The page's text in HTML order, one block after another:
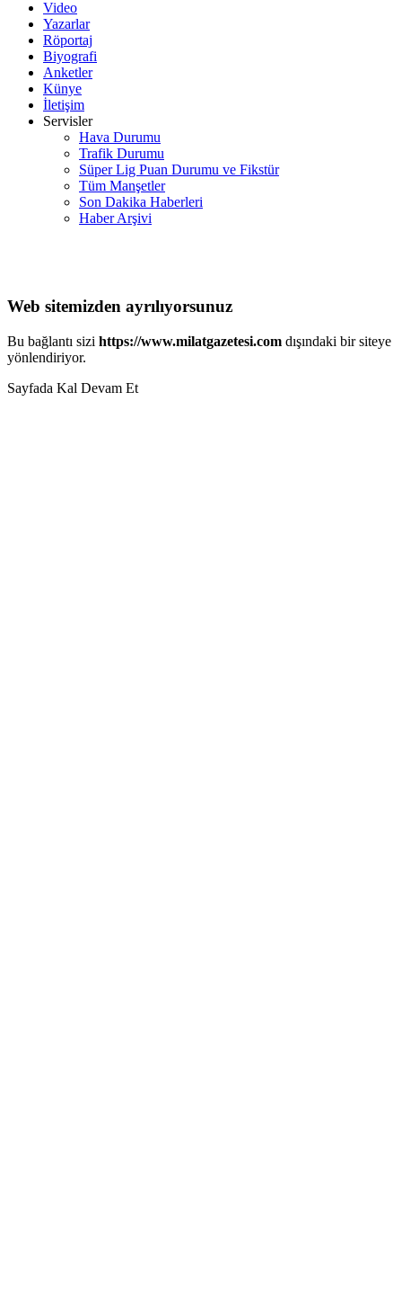
Video
Yazarlar
Röportaj
Biyografi
Anketler
Künye
İletişim
Servisler
Hava Durumu
Trafik Durumu
Süper Lig Puan Durumu ve Fikstür
Tüm Manşetler
Son Dakika Haberleri
Haber Arşivi
Web sitemizden ayrılıyorsunuz
Bu bağlantı sizi https://www.milatgazetesi.com dışındaki bir siteye
yönlendiriyor.
Sayfada Kal Devam Et